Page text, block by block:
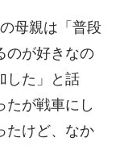
母親は「普段
のが好きなの
した」と話
たが戦車にし
たけど、なか